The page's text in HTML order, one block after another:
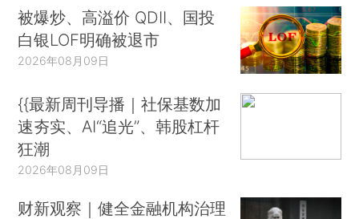
被爆炒、高溢价 QDII、国投
白银LOF明确被退市
2026年08月09日
{{最新周刊导播｜社保基数加
速夯实、AI“追光”、韩股杠杆
狂潮
2026年08月09日
财新观察｜健全金融机构治理